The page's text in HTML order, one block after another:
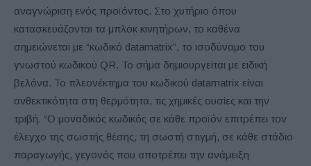
αναγνώριση ενός προϊόντος. Στο χυτήριο όπου
κατασκευάζονται τα μπλοκ κινητήρων, το καθένα
σημειώνεται με “κωδικό datamatrix”, το ισοδύναμο του
γνωστού κωδικού QR. Το σήμα δημιουργείται με ειδική
βελόνα. Το πλεονέκτημα του κωδικού datamatrix είναι
ανθεκτικότητα στη θερμότητα, τις χημικές ουσίες και την
τριβή. “Ο μοναδικός κωδικός σε κάθε προϊόν επιτρέπει τον
έλεγχο της σωστής θέσης, τη σωστή στιγμή, σε κάθε στάδιο
παραγωγής, γεγονός που αποτρέπει την ανάμειξη